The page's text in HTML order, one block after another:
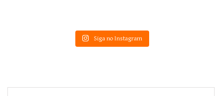
Siga no Instagram